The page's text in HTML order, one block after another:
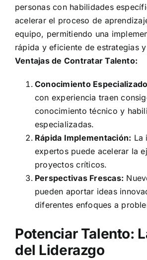
personas con habilidades
acelerar el proceso de
equipo, permitiendo una
rápida y eficiente de estrategias
Ventajas de Contratar Talento:
Conocimiento
con experiencia traen
conocimiento técnico y
especializadas.
Rápida Implementación: La
expertos puede acelerar la
proyectos críticos.
Perspectivas Frescas:
pueden aportar ideas
diferentes enfoques a
Potenciar Talento:
del Liderazgo